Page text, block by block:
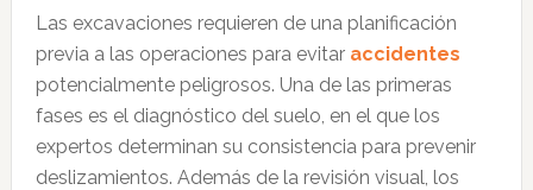
Las excavaciones requieren de una planificación
previa a las operaciones para evitar accidentes
potencialmente peligrosos. Una de las primeras
fases es el diagnóstico del suelo, en el que los
expertos determinan su consistencia para prevenir
deslizamientos. Además de la revisión visual, los